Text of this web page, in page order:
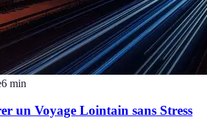
6 min
un Voyage Lointain sans Stress